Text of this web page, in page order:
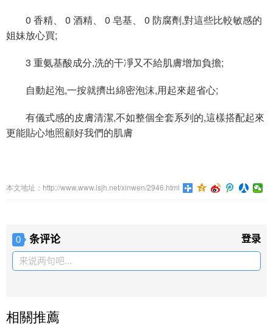
0 香精、 0 酒精、 0 皂基、 0 防腐劑,對這些比較敏感的
姐妹放心買;
3 重氨基酸成分,洗的干凈又不給肌膚增加負擔;
自動起泡,一按就擠出綿密泡沫,用起來超省心;
有儀式感的皮膚清潔,不如整個全套系列的,這樣搭配起來
更能貼心地照顧好我們的肌膚
本文地址：http://www.www.lsjh.net/xinwen/2946.html
0 条评论 登录
来说两句吧...
相關推薦